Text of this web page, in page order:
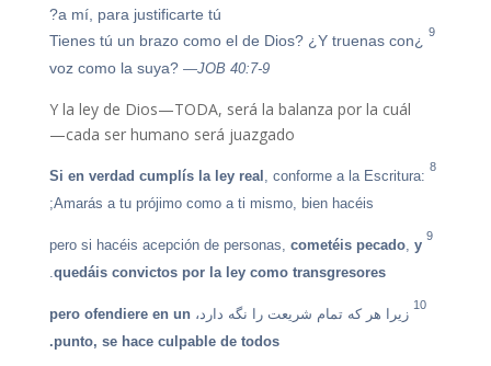
a mí, para justificarte tú?
9
¿Tienes tú un brazo como el de Dios?
¿Y truenas con
voz como la suya? —JOB 40:7-9
Y la ley de Dios—TODA, será la balanza por la cuál
cada ser humano será juazgado—
8
Si en verdad cumplís la ley real
, conforme a la Escritura:
Amarás a tu prójimo como a ti mismo, bien hacéis;
9
pero si hacéis acepción de personas,
cometéis pecado, y
quedáis convictos por la ley como transgresores
10
زیرا هر که تمام شریعت را نگه دارد،pero ofendiere en un
punto, se hace culpable de todos.